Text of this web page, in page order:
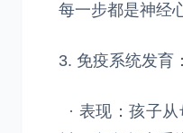
每一步都是神经
3. 免疫系统发育
· 表现：孩子